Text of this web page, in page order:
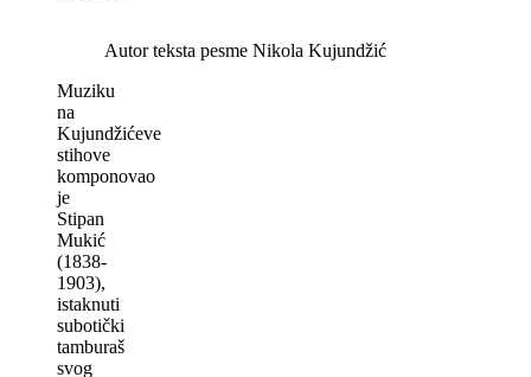
Autor teksta pesme Nikola Kujundžić
Muziku
na
Kujundžićeve
stihove
komponovao
je
Stipan
Mukić
(1838-
1903),
istaknuti
subotički
tamburaš
svog